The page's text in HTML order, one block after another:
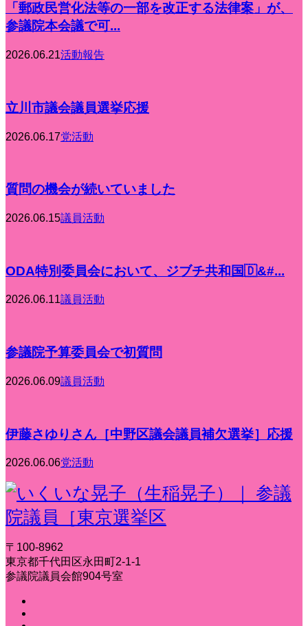
「郵政民営化法等の一部を改正する法律案」が、
参議院本会議で可...
2026.06.21活動報告
立川市議会議員選挙応援
2026.06.17党活動
質問の機会が続いていました
2026.06.15議員活動
ODA特別委員会において、ジブチ共和国🇩&#...
2026.06.11議員活動
参議院予算委員会で初質問
2026.06.09議員活動
伊藤さゆりさん［中野区議会議員補欠選挙］応援
2026.06.06党活動
〒100-8962
東京都千代田区永田町2-1-1
参議院議員会館904号室